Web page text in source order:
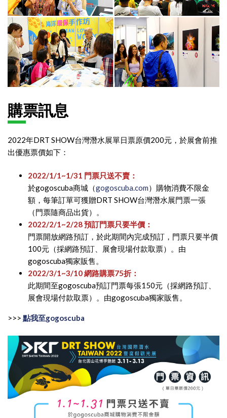
購票訊息
2022年DRT SHOW台灣潛水展單日票原價200元，於展會前推
出優惠票價如下：
2022/1/1~1/31 門票只送不賣：
於gogoscuba商城（gogoscuba.com）購物消費不限金
額，每筆訂單可獲贈DRT SHOW台灣潛水展門票一張
（門票隨商品出貨）。
2022/2/1~2/28預訂門票只要半價：
門票開放網路預訂，於此期間內完成預訂，門票只要半價
100元（採網路預訂、展會現場付款取票）。由
gogoscuba獨家販售。
2022/3/1~3/10網路購票75折：
此期間至gogoscuba預訂門票每張150元（採網路預訂、
展會現場付款取票）。由gogoscuba獨家販售。
>>> 點我至gogoscuba